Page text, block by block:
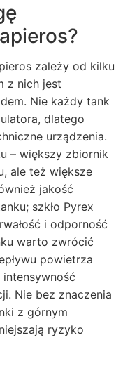
zależy od kilku
z nich jest
Nie każdy tank
dlatego
urządzenia.
– większy zbiornik
ale też większe
jakość
szkło Pyrex
i odporność
warto zwrócić
powietrza
Nie bez znaczenia
z górnym
ryzyko